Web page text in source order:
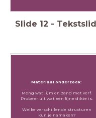
Slide 12 -
Materiaal onderzoek:
Meng wat lijm en zand met verf.
Probeer uit wat een fijne dikte is.
Welke verschillende structuren
kun je namaken?